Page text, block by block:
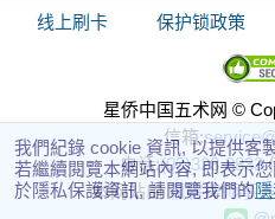
线上刷卡
保护锁政策
星侨中国五术网 ©
信箱:
电话:(03)328-8833
本网站由瀛睿律师事
我們紀錄 cookie 資訊, 以提供客
若繼續閱覽本網站內容, 即表示
於隱私保護資訊, 請閱覽我們的